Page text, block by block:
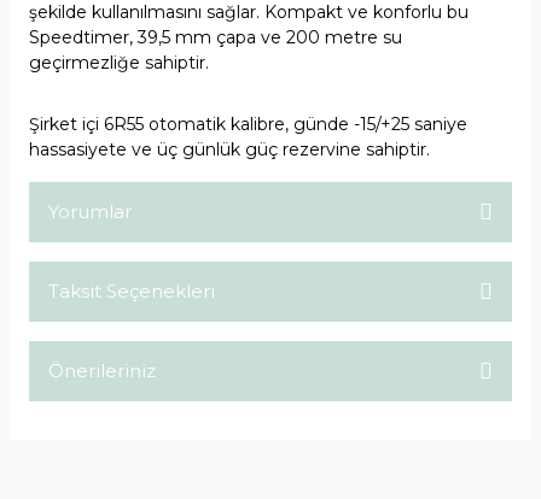
şekilde kullanılmasını sağlar. Kompakt ve konforlu bu
Speedtimer, 39,5 mm çapa ve 200 metre su
geçirmezliğe sahiptir.
Şirket içi 6R55 otomatik kalibre, günde -15/+25 saniye
hassasiyete ve üç günlük güç rezervine sahiptir.
Yorumlar
Taksit Seçenekleri
Önerileriniz